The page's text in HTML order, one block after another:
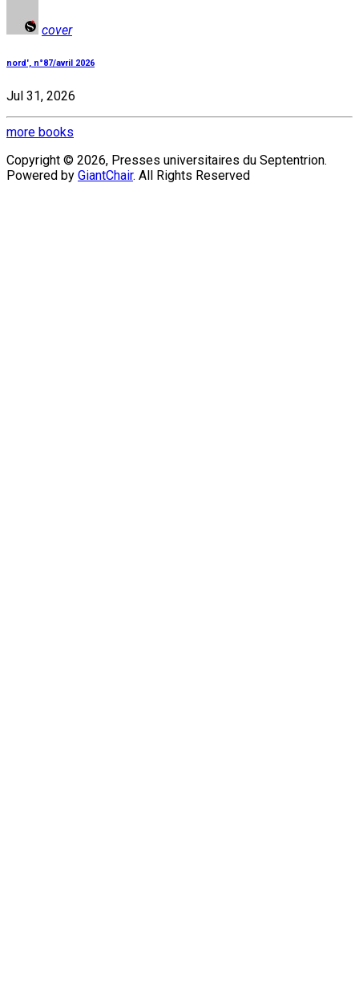
cover
nord', n°87/avril 2026
Jul 31, 2026
more books
Copyright © 2026, Presses universitaires du Septentrion.
Powered by GiantChair. All Rights Reserved